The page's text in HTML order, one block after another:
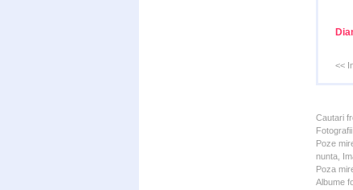
<<
Cautari
Poze
nunta,
Poza
Albume